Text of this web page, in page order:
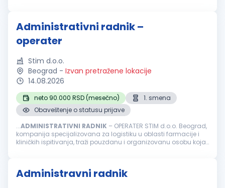
Administrativni radnik –
operater
Stim d.o.o.
Beograd - Izvan pretražene lokacije
14.08.2026
neto 90.000 RSD (mesečno)
1. smena
Obaveštenje o statusu prijave
...ADMINISTRATIVNI RADNIK – OPERATER STIM d.o.o. Beograd,
kompanija specijalizovana za logistiku u oblasti farmacije i
kliničkih ispitivanja, traži pouzdanu i organizovanu osobu koja
Administravni radnik